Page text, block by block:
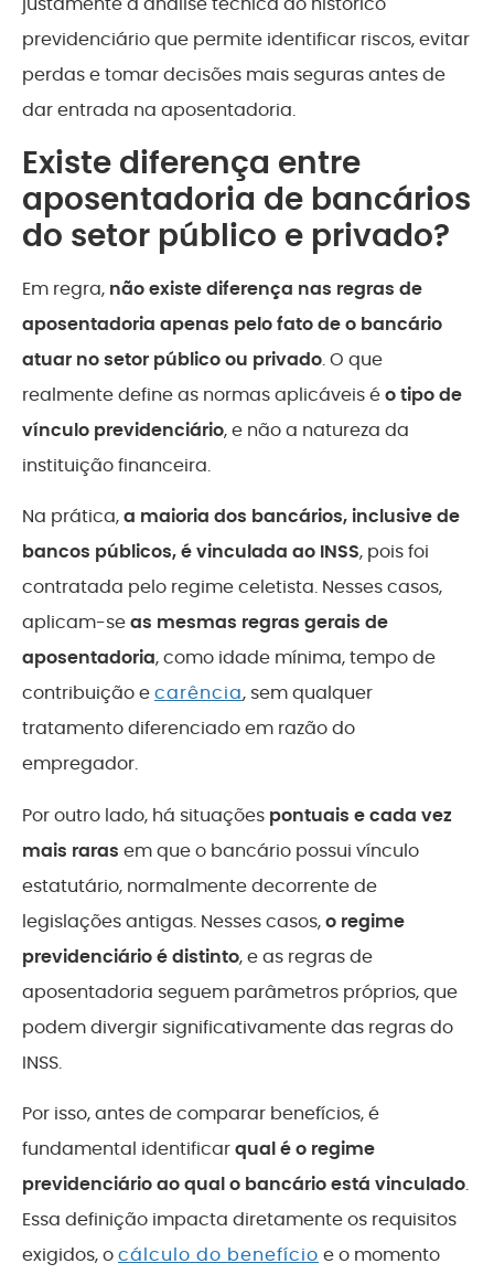
previdenciário que permite identificar riscos, evitar
perdas e tomar decisões mais seguras antes de
dar entrada na aposentadoria.
Existe diferença entre
aposentadoria de bancários
do setor público e privado?
Em regra, não existe diferença nas regras de
aposentadoria apenas pelo fato de o bancário
atuar no setor público ou privado. O que
realmente define as normas aplicáveis éo tipo de
vínculo previdenciário, e não a natureza da
instituição financeira.
Na prática,a maioria dos bancários, inclusive de
bancos públicos, é vinculada ao INSS, pois foi
contratada pelo regime celetista. Nesses casos,
aplicam-seas mesmas regras gerais de
aposentadoria, como idade mínima, tempo de
contribuição ecarência, sem qualquer
tratamento diferenciado em razão do
empregador.
Por outro lado, há situações pontuais e cada vez
mais raras em que o bancário possui vínculo
estatutário, normalmente decorrente de
legislações antigas. Nesses casos,o regime
previdenciário é distinto, e as regras de
aposentadoria seguem parâmetros próprios, que
podem divergir significativamente das regras do
INSS.
Por isso, antes de comparar benefícios, é
fundamental identificarqual é o regime
previdenciário ao qual o bancário está vinculado.
Essa definição impacta diretamente os requisitos
exigidos, ocálculo do benefício e o momento